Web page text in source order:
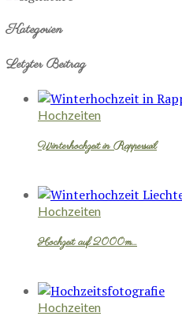
Kategorien
Letzter Beitrag
Hochzeiten
Winterhochzeit in Rapperswil
Hochzeiten
Hochzeit auf 2000m…
Hochzeiten